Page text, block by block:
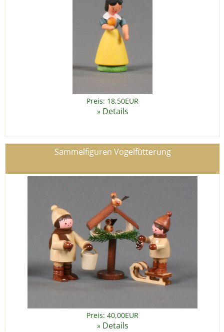
Preis: 18,50EUR
» Details
Sammelfiguren Vogelfütterung
Preis: 40,00EUR
» Details